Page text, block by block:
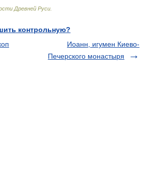
Древней Руси
контрольную?
Иоанн, игумен Киево-
Печерского монастыря